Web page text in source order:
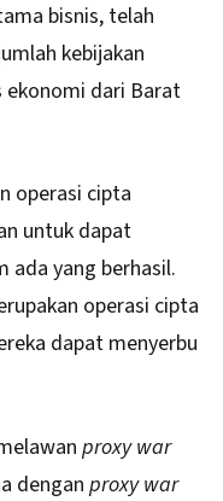
bisnis, telah
kebijakan
ekonomi dari Barat
operasi cipta
untuk dapat
ada yang berhasil.
operasi cipta
dapat menyerbu
proxy war
dengan proxy war